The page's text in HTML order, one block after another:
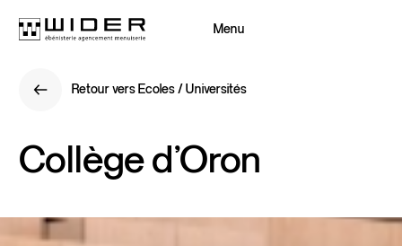
Retour
Menu
Retour vers Ecoles / Universités
Collège d’Oron